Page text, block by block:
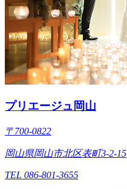
プリエージュ岡山
〒700-0822
岡山県岡山市北区表町3-2-15
TEL 086-801-3655